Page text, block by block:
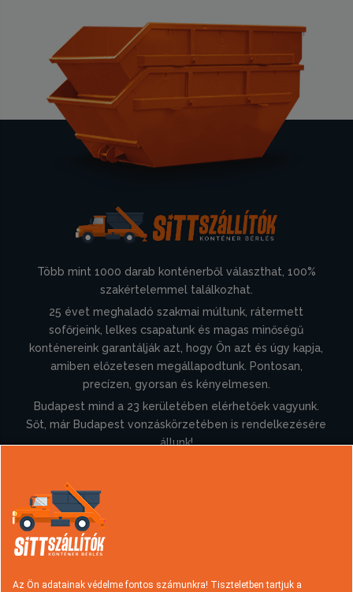
Több mint 1000 darab konténerből választhat, 100%
szakértelemmel találkozhat.
25 évet meghaladó szakmai múltunk, rátermett
sofőrjeink, lelkes csapatunk és magas minőségű
konténereink garantálják azt, hogy Ön azt és úgy kapja,
amiben előzetesen megállapodtunk. Pontosan,
precízen, gyorsan és kényelmesen.
Budapest mind a 23 kerületében elérhetőek vagyunk.
Sőt, már Budapest vonzáskörzetében is rendelkezésére
állunk!
Konténer rendelés
Típusok és árak
Hulladék fajták
Az Ön adatainak védelme fontos számunkra! Tiszteletben tartjuk a